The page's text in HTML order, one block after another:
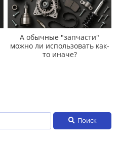
А обычные "запчасти"
можно ли использовать как-
то иначе?
Поиск